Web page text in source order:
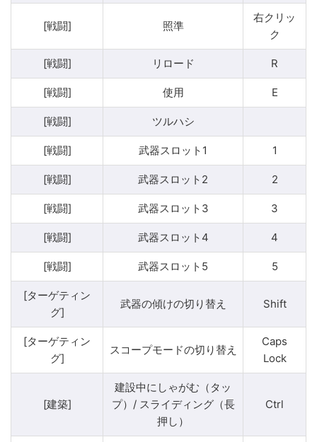
[戦闘] 照準
右クリッ
ク
[戦闘] リロード R
[戦闘] 使用 E
[戦闘] ツルハシ
[戦闘] 武器スロット1 1
[戦闘] 武器スロット2 2
[戦闘] 武器スロット3 3
[戦闘] 武器スロット4 4
[戦闘] 武器スロット5 5
[ターゲティン
グ]
武器の傾けの切り替え Shift
[ターゲティン
グ]
スコープモードの切り替え
Caps
Lock
[建築]
建設中にしゃがむ（タッ
プ）/ スライディング（長
押し）
Ctrl